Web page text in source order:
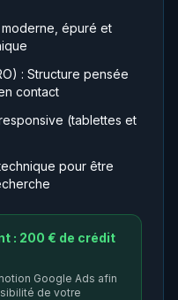
moderne, épuré et
: Structure pensée
contact
(tablettes et
pour être
: 200 € de crédit
Google Ads afin
de votre